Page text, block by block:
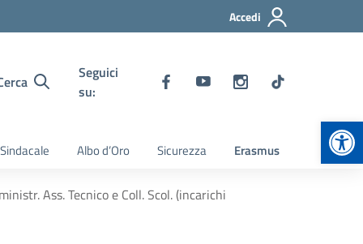
Accedi
Seguici
su:
Albo d’Oro Sicurezza Erasmus
Ass. Tecnico e Coll. Scol. (incarichi